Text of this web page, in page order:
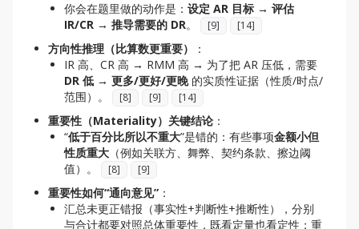
你会在题里做的动作是： 设定 AR 目标 → 评估
IR/CR → 推导需要的 DR。 [9] [14]
方向性推理（比算数更重要）
：
IR 高、CR 高 → RMM 高 → 为了把 AR 压低，需要
DR 低 → 更多/更好/更晚的实质性证据（性质/时点/
范围）。
[8] [9] [14]
重要性（Materiality）关键结论 ：
“低于百分比所以不重大”是错的：有些事项金额小但
性质重大 （例如关联方、舞弊、契约条款、擦边阈
值）。
[8] [9]
重要性如何“通向意见” ：
汇总未更正错报（事实性+判断性+推断性），分别
与合计都要对照总体重要性，既看定量也看定性；重